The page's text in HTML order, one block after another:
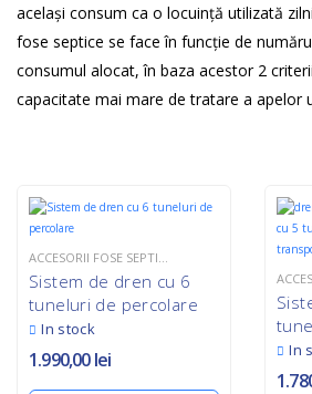
același consum ca o locuință utilizată
fose septice se face în funcție de
consumul alocat, în baza acestor 2
capacitate mai mare de tratare a apelor
Sistem de dren cu 6
tuneluri de percolare
In stock
1.990,00lei In